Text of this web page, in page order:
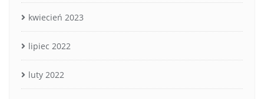
kwiecień 2023
lipiec 2022
luty 2022